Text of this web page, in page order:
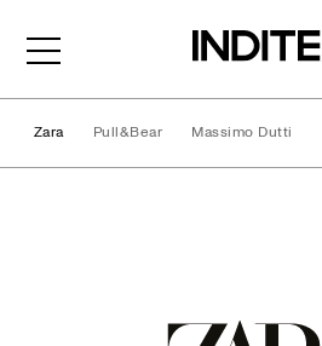
Zara Pull&Bear Massimo Dutti